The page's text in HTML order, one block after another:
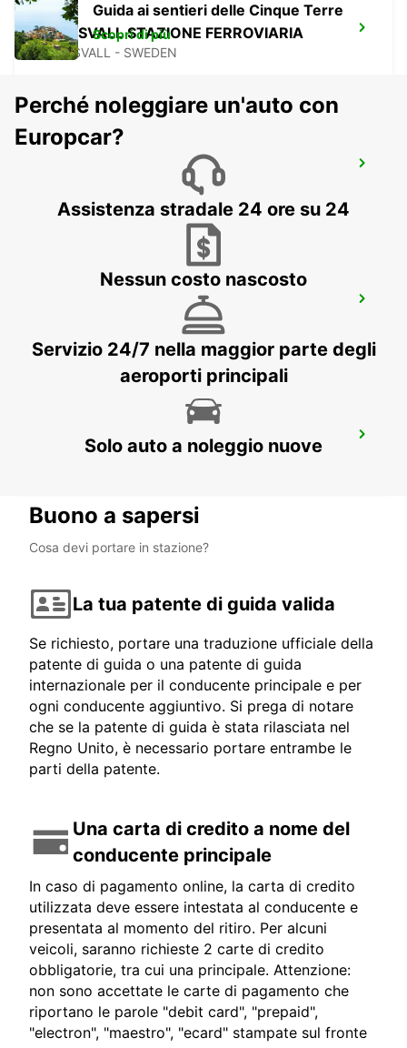
SUNDSVALL STAZIONE FERROVIARIA
SUNDSVALL - SWEDEN
ORNSKOLDSVIK - SWEDEN
HUDIKSVALL TRAIN STATION
HUDIKSVALL
Guida ai sentieri delle Cinque Terre
Scopri di più
Perché noleggiare un'auto con
Europcar?
Assistenza stradale 24 ore su 24
Nessun costo nascosto
Servizio 24/7 nella maggior parte degli
aeroporti principali
Solo auto a noleggio nuove
Buono a sapersi
Cosa devi portare in stazione?
La tua patente di guida valida
Se richiesto, portare una traduzione ufficiale della
patente di guida o una patente di guida
internazionale per il conducente principale e per
ogni conducente aggiuntivo. Si prega di notare
che se la patente di guida è stata rilasciata nel
Regno Unito, è necessario portare entrambe le
parti della patente.
Una carta di credito a nome del
conducente principale
In caso di pagamento online, la carta di credito
utilizzata deve essere intestata al conducente e
presentata al momento del ritiro. Per alcuni
veicoli, saranno richieste 2 carte di credito
obbligatorie, tra cui una principale. Attenzione:
non sono accettate le carte di pagamento che
riportano le parole "debit card", "prepaid",
"electron", "maestro", "ecard" stampate sul fronte